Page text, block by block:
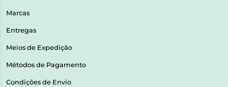
Marcas
Entregas
Meios de Expedição
Métodos de Pagamento
Condições de Envio